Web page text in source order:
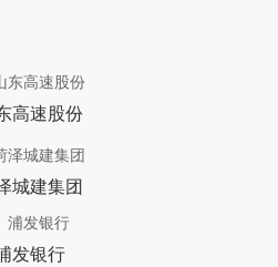
高速股份
城建集团
发银行